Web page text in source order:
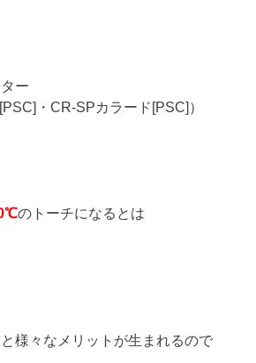
ー
・CR-SPカラード[PSC]）
のトーチになるとは
様々なメリットが生まれるので